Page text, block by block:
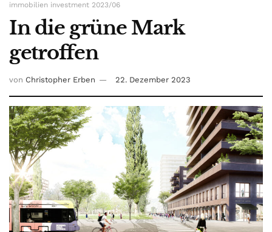
immobilien investment 2023/06
In die grüne Mark
getroffen
von Christopher Erben 22. Dezember 2023